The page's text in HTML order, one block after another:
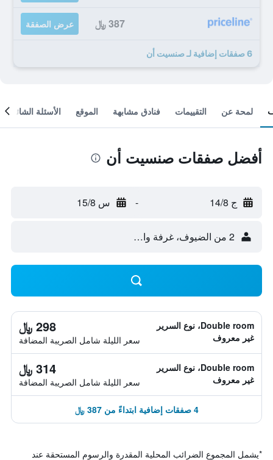
387 ﷼ عرض الصفقة
6 صفقات إضافية لـ صنسيت أن
لمحة عن التقييمات فنادق مشابهة الموقع الأسئلة الشائعة
أفضل صفقات صنسيت أن
ج 14/8 - س 15/8
2 من الضيوف، غرفة واحدة
Double room، نوع السرير
غير معروف
298 ﷼
سعر الليلة شامل الصريبة المضافة
Double room، نوع السرير
غير معروف
314 ﷼
سعر الليلة شامل الصريبة المضافة
4 صفقات إضافية ابتداءً من 387 ﷼
*يشمل المجموع الضرائب المحلية المقدرة والرسوم المستحقة عند